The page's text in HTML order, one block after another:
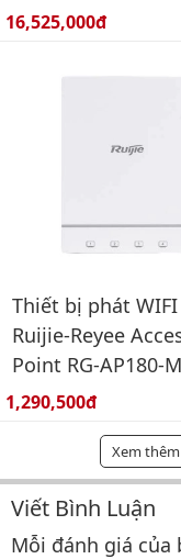
Giá bán:
16,525,000đ
Thiết bị phát WIFI
Ruijie-Reyee
Point RG-AP180-
Giá bán:
1,290,500đ
Xem
Bình
Viết Bình Luận
Mỗi đánh giá